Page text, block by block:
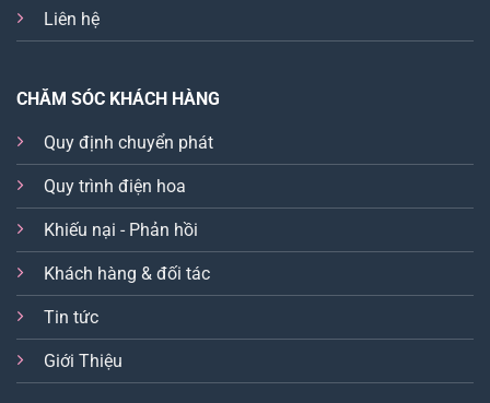
Liên hệ
CHĂM SÓC KHÁCH HÀNG
Quy định chuyển phát
Quy trình điện hoa
Khiếu nại - Phản hồi
Khách hàng & đối tác
Tin tức
Giới Thiệu